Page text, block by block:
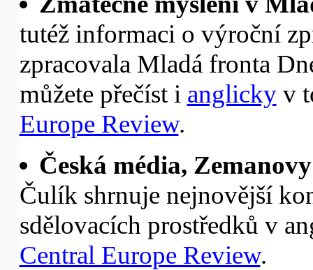
tutéž informaci o výroční
zpracovala Mladá fronta
můžete přečíst i anglickyv
Europe Review.
Česká média,
Čulík shrnuje nejnovější
sdělovacích prostředků v
Central Europe Review.